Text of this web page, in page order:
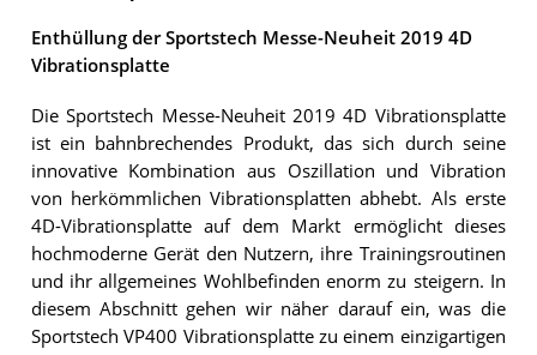
Enthüllung der Sportstech Messe-Neuheit 2019 4D
Vibrationsplatte
Die Sportstech Messe-Neuheit 2019 4D Vibrationsplatte
ist ein bahnbrechendes Produkt, das sich durch seine
innovative Kombination aus Oszillation und Vibration
von herkömmlichen Vibrationsplatten abhebt. Als erste
4D-Vibrationsplatte auf dem Markt ermöglicht dieses
hochmoderne Gerät den Nutzern, ihre Trainingsroutinen
und ihr allgemeines Wohlbefinden enorm zu steigern. In
diesem Abschnitt gehen wir näher darauf ein, was die
Sportstech VP400 Vibrationsplatte zu einem einzigartigen